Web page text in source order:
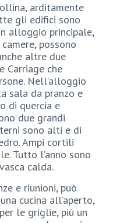
arditamente
gli edifici sono
alloggio principale,
possono
altre due
Carriage che
Nell’alloggio
sala da pranzo e
di quercia e
due grandi
sono alti e di
Ampi cortili
Tutto l’anno sono
calda.
e riunioni, può
cucina all’aperto,
le griglie, più un